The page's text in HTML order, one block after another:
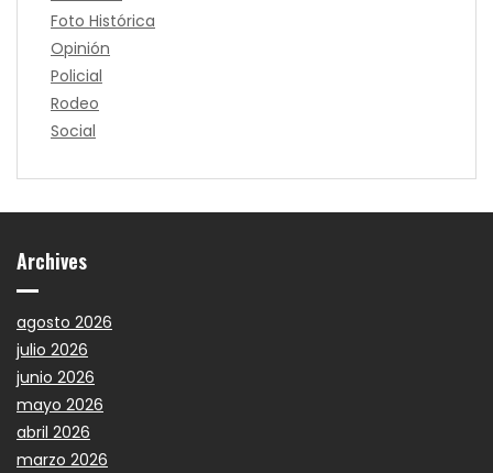
Foto Histórica
Opinión
Policial
Rodeo
Social
Archives
agosto 2026
julio 2026
junio 2026
mayo 2026
abril 2026
marzo 2026